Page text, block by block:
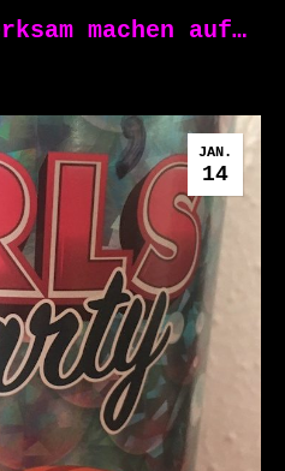
machen auf…
JAN.
14